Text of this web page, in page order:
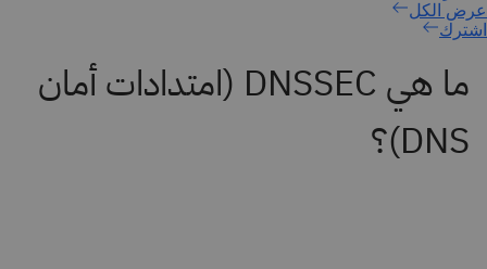
اشترك
ما هي DNSSEC (امتدادات أمان
DNS)؟